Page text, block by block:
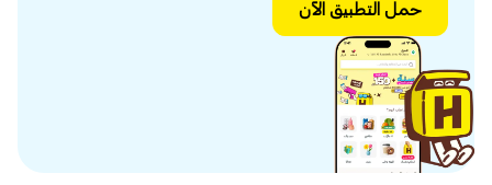
حمل التطبيق الآن